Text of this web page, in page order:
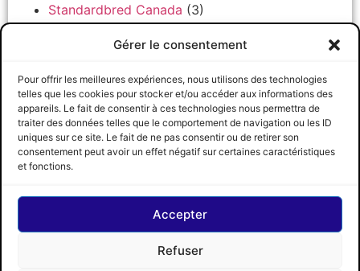
Gérer le consentement
Pour offrir les meilleures expériences, nous utilisons des technologies
telles que les cookies pour stocker et/ou accéder aux informations des
appareils. Le fait de consentir à ces technologies nous permettra de
traiter des données telles que le comportement de navigation ou les ID
uniques sur ce site. Le fait de ne pas consentir ou de retirer son
consentement peut avoir un effet négatif sur certaines caractéristiques
et fonctions.
Accepter
Refuser
Standardbred Canada (3)
Temple de la Renommée(4)
Trois-Rivières(47)
Voeux(16)
Vrac(10)
web diffusion(1)
CRCCQ